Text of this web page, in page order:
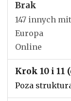
Brak
147 innych
Europa
Online
Krok 10 i 11
Poza